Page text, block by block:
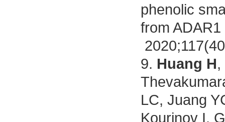
phenolic
from
9. Huang H,
LC, Juang
Kourinov I,